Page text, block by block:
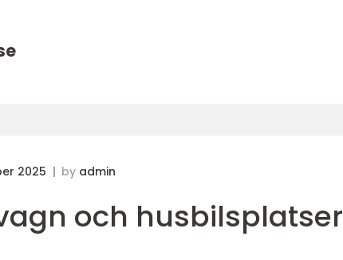
2025 by admin
och husbilsplatser